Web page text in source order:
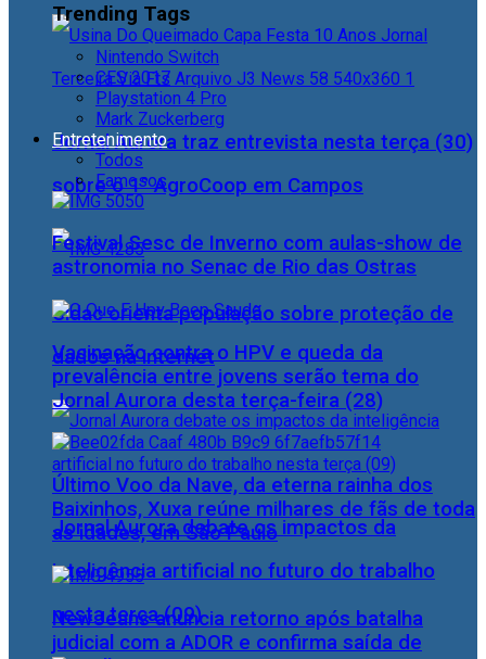
Jornal Aurora traz entrevista nesta terça (30)
sobre o 1° AgroCoop em Campos
Cidac orienta população sobre proteção de
dados na internet
Jornal Aurora debate os impactos da
inteligência artificial no futuro do trabalho
nesta terça (09)
Trending Tags
Nintendo Switch
CES 2017
Playstation 4 Pro
Mark Zuckerberg
Entretenimento
Todos
Famosos
Festival Sesc de Inverno com aulas-show de
astronomia no Senac de Rio das Ostras
Vacinação contra o HPV e queda da
prevalência entre jovens serão tema do
Jornal Aurora desta terça-feira (28)
Último Voo da Nave, da eterna rainha dos
Baixinhos, Xuxa reúne milhares de fãs de toda
as idades, em São Paulo
NewJeans anuncia retorno após batalha
judicial com a ADOR e confirma saída de